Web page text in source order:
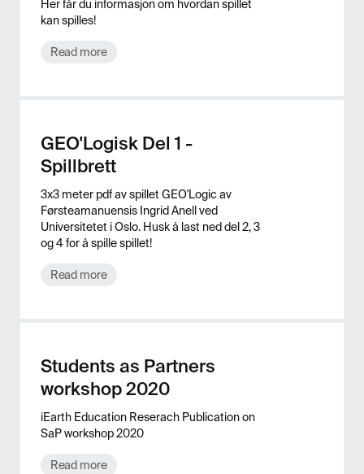
Her får du informasjon om hvordan spillet
kan spilles!
Read more
GEO'Logisk Del 1 -
Spillbrett
3x3 meter pdf av spillet GEO'Logic av
Førsteamanuensis Ingrid Anell ved
Universitetet i Oslo. Husk å last ned del 2, 3
og 4 for å spille spillet!
Read more
Students as Partners
workshop 2020
iEarth Education Reserach Publication on
SaP workshop 2020
Read more